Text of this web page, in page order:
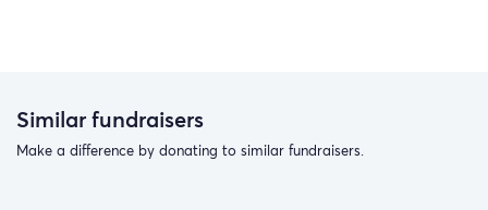
Similar fundraisers
Make a difference by donating to similar fundraisers.